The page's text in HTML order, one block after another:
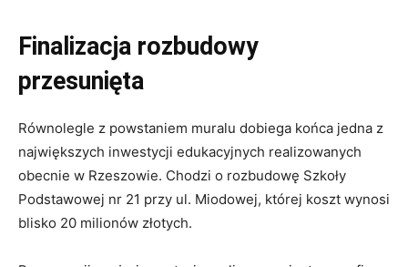
Finalizacja rozbudowy
przesunięta
Równolegle z powstaniem muralu dobiega końca jedna z
największych inwestycji edukacyjnych realizowanych
obecnie w Rzeszowie. Chodzi o rozbudowę Szkoły
Podstawowej nr 21 przy ul. Miodowej, której koszt wynosi
blisko 20 milionów złotych.